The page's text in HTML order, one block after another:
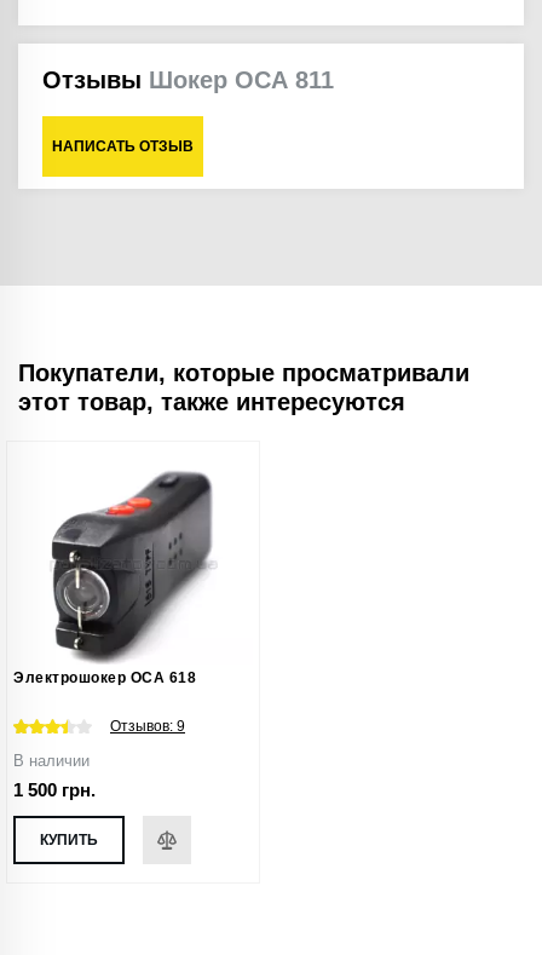
Отзывы Шокер ОСА 811
НАПИСАТЬ ОТЗЫВ
Покупатели, которые просматривали
этот товар, также интересуются
Электрошокер ОСА 618
Отзывов: 9
В наличии
1 500 грн.
КУПИТЬ